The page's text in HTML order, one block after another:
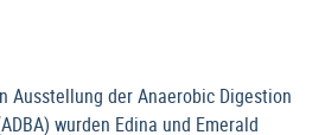
Ausstellung der Anaerobic Digestion
wurden Edina und Emerald